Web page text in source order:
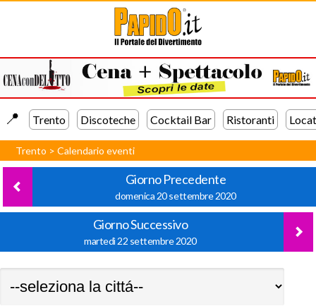
📍️ Trento Discoteche Cocktail Bar Ristoranti
Trento >Calendario eventi
Giorno Precedente
domenica 20 settembre 2020
Giorno Successivo
martedì 22 settembre 2020